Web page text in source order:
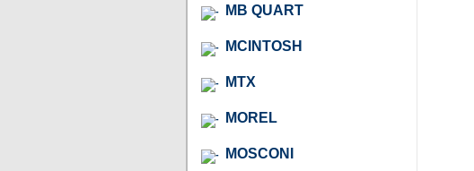
MB QUART
MCINTOSH
MTX
MOREL
MOSCONI